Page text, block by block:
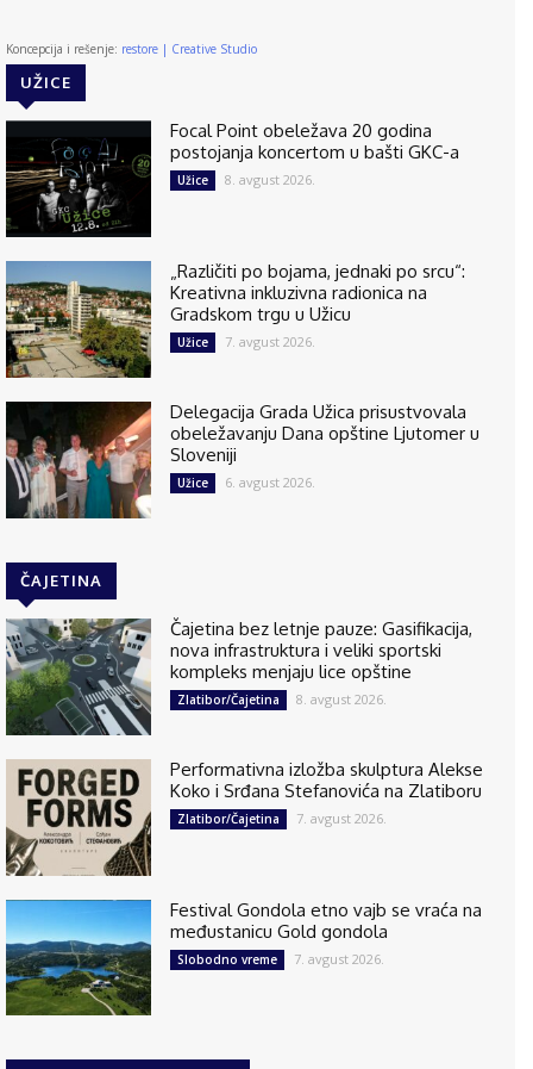
Koncepcija i rešenje: restore | Creative Studio
UŽICE
Focal Point obeležava 20 godina
postojanja koncertom u bašti GKC-a
Užice 8. avgust 2026.
„Različiti po bojama, jednaki po srcu“:
Kreativna inkluzivna radionica na
Gradskom trgu u Užicu
Užice 7. avgust 2026.
Delegacija Grada Užica prisustvovala
obeležavanju Dana opštine Ljutomer u
Sloveniji
Užice 6. avgust 2026.
ČAJETINA
Čajetina bez letnje pauze: Gasifikacija,
nova infrastruktura i veliki sportski
kompleks menjaju lice opštine
Zlatibor/Čajetina 8. avgust 2026.
Performativna izložba skulptura Alekse
Koko i Srđana Stefanovića na Zlatiboru
Zlatibor/Čajetina 7. avgust 2026.
Festival Gondola etno vajb se vraća na
međustanicu Gold gondola
Slobodno vreme 7. avgust 2026.